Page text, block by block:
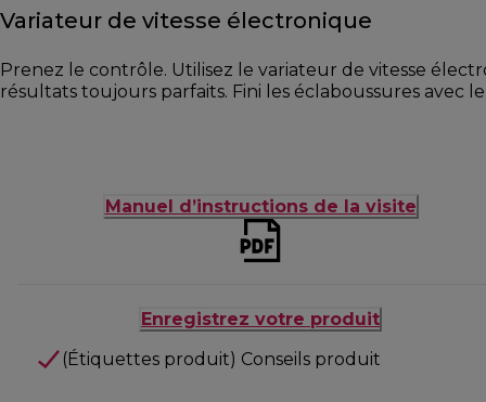
Variateur de vitesse électronique
Prenez le contrôle. Utilisez le variateur de vitesse
résultats toujours parfaits. Fini les éclaboussures avec
Manuel d’instructions de la visite
Enregistrez votre produit
(Étiquettes produit) Conseils produit